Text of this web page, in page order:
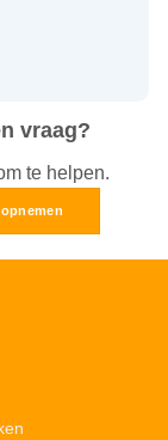
vraag?
te helpen.